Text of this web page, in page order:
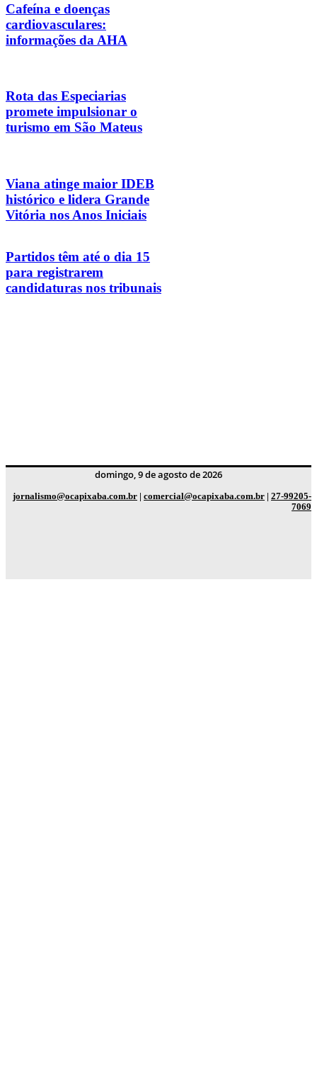
Cafeína e doenças
cardiovasculares:
informações da AHA
Rota das Especiarias
promete impulsionar o
turismo em São Mateus
Viana atinge maior IDEB
histórico e lidera Grande
Vitória nos Anos Iniciais
Partidos têm até o dia 15
para registrarem
candidaturas nos tribunais
domingo, 9 de agosto de 2026
jornalismo@ocapixaba.com.br | comercial@ocapixaba.com.br | 27-99205-
7069